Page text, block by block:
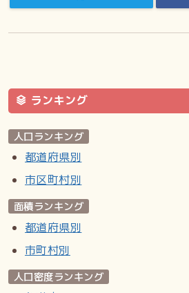
ランキング
人口ランキング
都道府県別
市区町村別
面積ランキング
都道府県別
市町村別
人口密度ランキング